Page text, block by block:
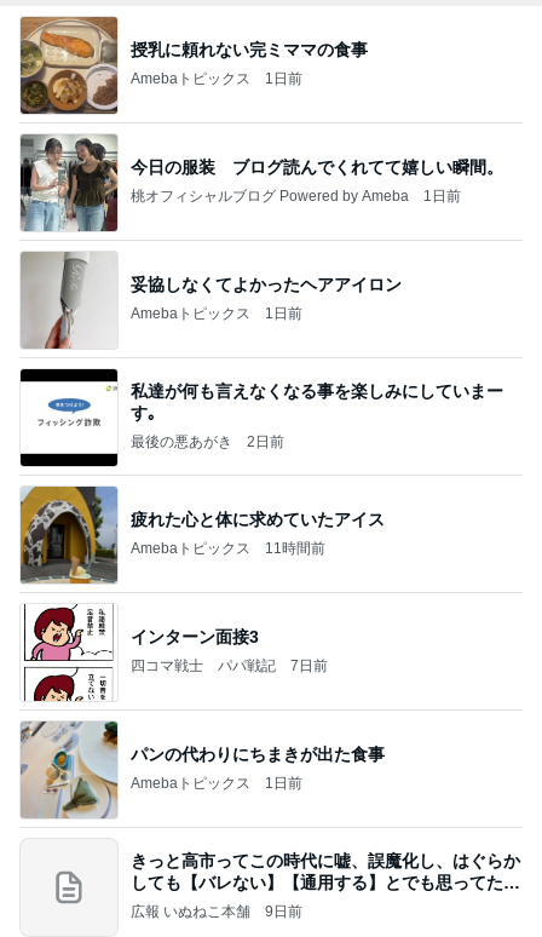
授乳に頼れない完ミママの食事
Amebaトピックス 1日前
今日の服装 ブログ読んでくれてて嬉しい瞬間。
桃オフィシャルブログ Powered by Ameba 1日前
妥協しなくてよかったヘアアイロン
Amebaトピックス 1日前
私達が何も言えなくなる事を楽しみにしていまー
す｡
最後の悪あがき 2日前
疲れた心と体に求めていたアイス
Amebaトピックス 11時間前
インターン面接3
四コマ戦士 パパ戦記 7日前
パンの代わりにちまきが出た食事
Amebaトピックス 1日前
きっと高市ってこの時代に嘘、誤魔化し、はぐらか
しても【バレない】【通用する】とでも思ってたん
だろ
広報 いぬねこ本舗 9日前